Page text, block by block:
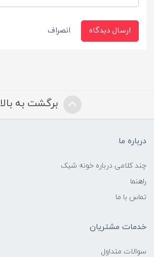
ارسال دیدگاه انصراف
برگشت به بالا
درباره ما
چند کلامی درباره خونه شیک
راهنما
تماس با ما
خدمات مشتریان
سوالات متداول